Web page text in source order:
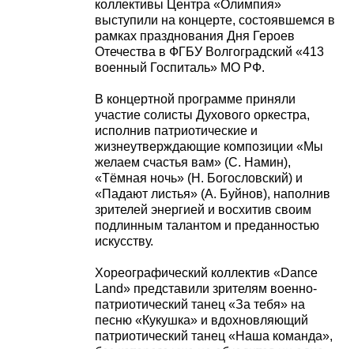
коллективы Центра «Олимпия»
выступили на концерте, состоявшемся в
рамках празднования Дня Героев
Отечества в ФГБУ Волгоградский «413
военный Госпиталь» МО РФ.
В концертной программе приняли
участие солисты Духового оркестра,
исполнив патриотические и
жизнеутверждающие композиции «Мы
желаем счастья вам» (С. Намин),
«Тёмная ночь» (Н. Богословский) и
«Падают листья» (А. Буйнов), наполнив
зрителей энергией и восхитив своим
подлинным талантом и преданностью
искусству.
Хореографический коллектив «Dance
Land» представили зрителям военно-
патриотический танец «За тебя» на
песню «Кукушка» и вдохновляющий
патриотический танец «Наша команда»,